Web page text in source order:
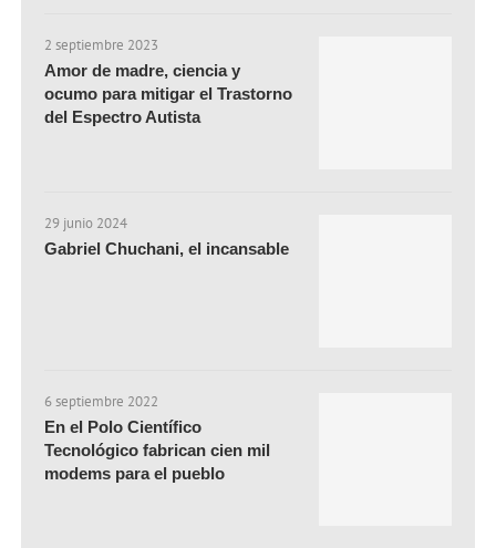
2 septiembre 2023
Amor de madre, ciencia y
ocumo para mitigar el Trastorno
del Espectro Autista
29 junio 2024
Gabriel Chuchani, el incansable
6 septiembre 2022
En el Polo Científico
Tecnológico fabrican cien mil
modems para el pueblo